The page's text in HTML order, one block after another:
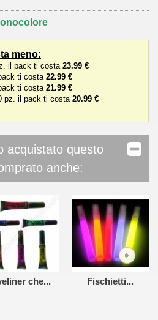
meno:
il pack ti costa 23.99 €
ti costa 22.99 €
ti costa 21.99 €
pz. il pack ti costa 20.99 €
acquistato questo
anche:
che... Fischietti...